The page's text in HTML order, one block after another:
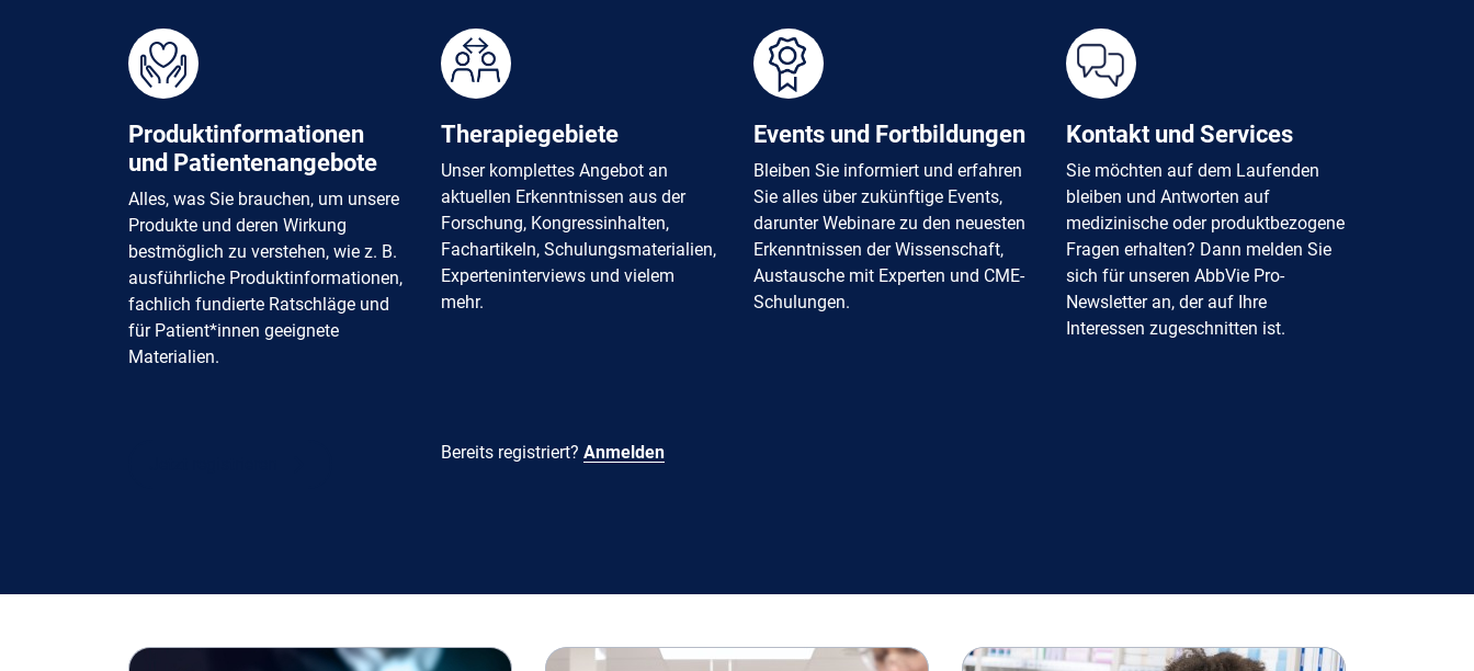
Produktinformationen
und Patientenangebote
Alles, was Sie brauchen, um unsere
Produkte und deren Wirkung
bestmöglich zu verstehen, wie z. B.
ausführliche Produktinformationen,
fachlich fundierte Ratschläge und
für Patient*innen geeignete
Materialien.
Therapiegebiete
Unser komplettes Angebot an
aktuellen Erkenntnissen aus der
Forschung, Kongressinhalten,
Fachartikeln, Schulungsmaterialien,
Experteninterviews und vielem
mehr.
Events und Fortbildungen
Bleiben Sie informiert und erfahren
Sie alles über zukünftige Events,
darunter Webinare zu den neuesten
Erkenntnissen der Wissenschaft,
Austausche mit Experten und CME-
Schulungen.
Kontakt und Services
Sie möchten auf dem Laufenden
bleiben und Antworten auf
medizinische oder produktbezogene
Fragen erhalten? Dann melden Sie
sich für unseren AbbVie Pro-
Newsletter an, der auf Ihre
Interessen zugeschnitten ist.
Bereits registriert? Anmelden